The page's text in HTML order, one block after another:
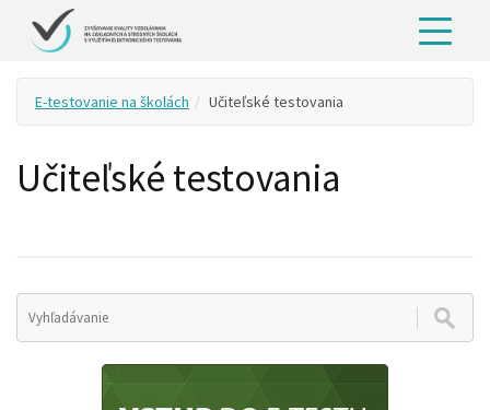
E-testovanie na školách Učiteľské testovania
Učiteľské testovania